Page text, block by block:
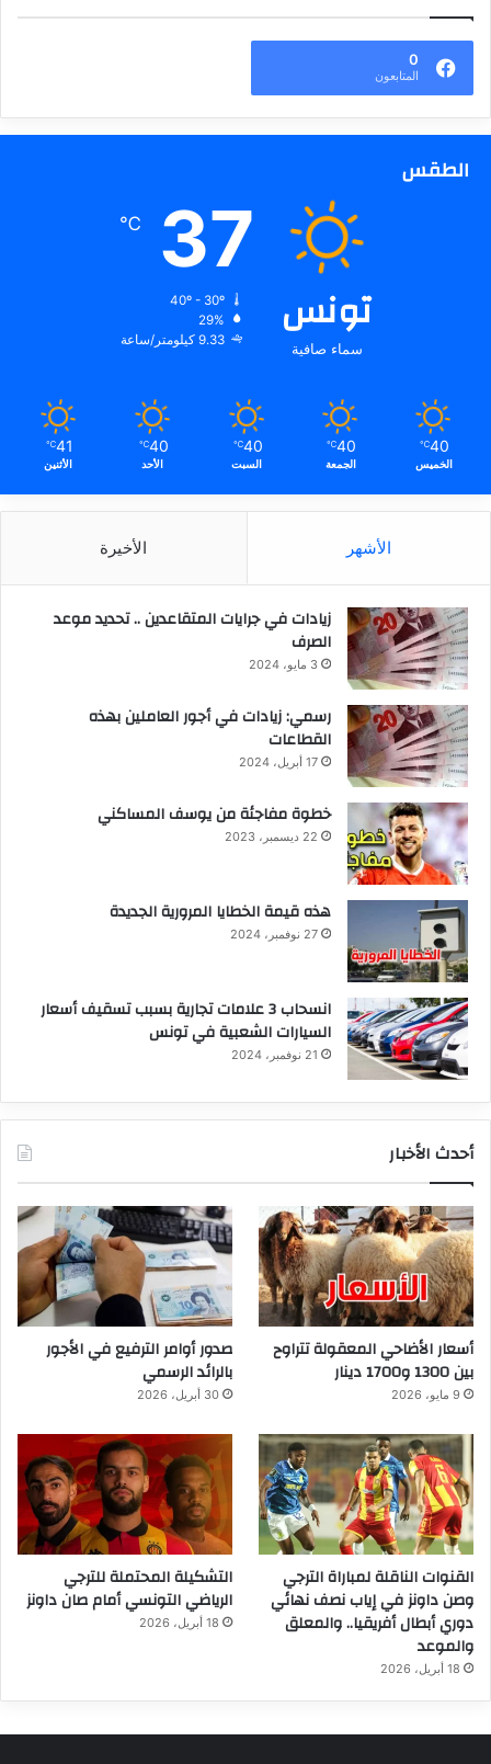
0
المتابعون
الطقس
تونس
سماء صافية
37
℃
29%
9.33 كيلومتر/ساعة
40
℃
الخميس
40
℃
الجمعة
40
℃
السبت
40
℃
الأحد
41
℃
الأثنين
الأشهر الأخيرة
زيادات في جرايات المتقاعدين .. تحديد موعد
الصرف
3 مايو، 2024
رسمي: زيادات في أجور العاملين بهذه
القطاعات
17 أبريل، 2024
خطوة مفاجئة من يوسف المساكني
22 ديسمبر، 2023
هذه قيمة الخطايا المرورية الجديدة
27 نوفمبر، 2024
انسحاب 3 علامات تجارية بسبب تسقيف أسعار
السيارات الشعبية في تونس
21 نوفمبر، 2024
أحدث الأخبار
أسعار الأضاحي المعقولة تتراوح
بين 1300 و1700 دينار
9 مايو، 2026
صدور أوامر الترفيع في الأجور
بالرائد الرسمي
30 أبريل، 2026
القنوات الناقلة لمباراة الترجي
وصن داونز في إياب نصف نهائي
دوري أبطال أفريقيا.. والمعلق
والموعد
18 أبريل، 2026
التشكيلة المحتملة للترجي
الرياضي التونسي أمام صان داونز
18 أبريل، 2026